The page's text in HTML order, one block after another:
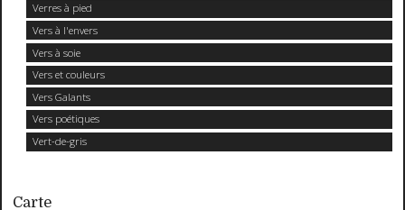
Verres à pied
Vers à l'envers
Vers à soie
Vers et couleurs
Vers Galants
Vers poétiques
Vert-de-gris
Carte